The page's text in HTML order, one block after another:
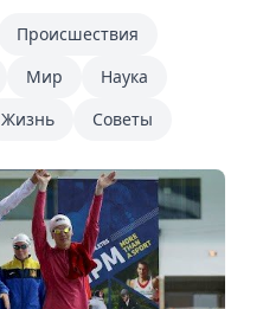
Происшествия
Мир
Наука
Жизнь Советы